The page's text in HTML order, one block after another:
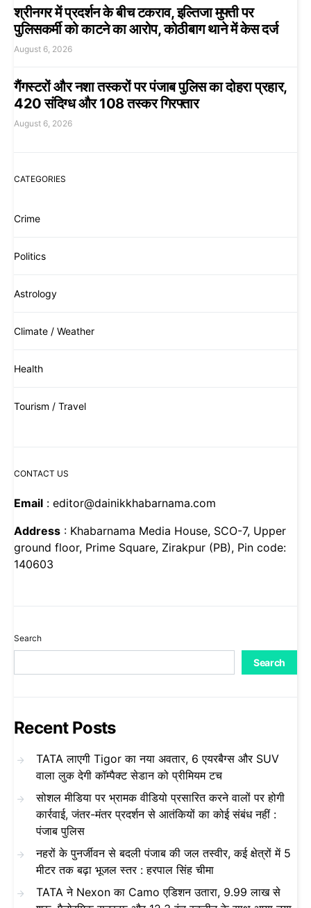
श्रीनगर में प्रदर्शन के बीच टकराव, इल्तिजा मुफ्ती पर
पुलिसकर्मी को काटने का आरोप, कोठीबाग थाने में केस दर्ज
August 6, 2026
गैंगस्टरों और नशा तस्करों पर पंजाब पुलिस का दोहरा प्रहार,
420 संदिग्ध और 108 तस्कर गिरफ्तार
August 6, 2026
CATEGORIES
Crime
Politics
Astrology
Climate / Weather
Health
Tourism / Travel
CONTACT US
Email : editor@dainikkhabarnama.com
Address : Khabarnama Media House, SCO-7, Upper
ground floor, Prime Square, Zirakpur (PB), Pin code:
140603
Search
Search
Recent Posts
TATA लाएगी Tigor का नया अवतार, 6 एयरबैग्स और SUV
वाला लुक देगी कॉम्पैक्ट सेडान को प्रीमियम टच
सोशल मीडिया पर भ्रामक वीडियो प्रसारित करने वालों पर होगी
कार्रवाई, जंतर-मंतर प्रदर्शन से आतंकियों का कोई संबंध नहीं :
पंजाब पुलिस
नहरों के पुनर्जीवन से बदली पंजाब की जल तस्वीर, कई क्षेत्रों में 5
मीटर तक बढ़ा भूजल स्तर : हरपाल सिंह चीमा
TATA ने Nexon का Camo एडिशन उतारा, 9.99 लाख से